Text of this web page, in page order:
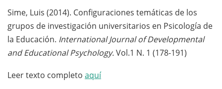
Sime, Luis (2014). Configuraciones temáticas de los
grupos de investigación universitarios en Psicología de
la Educación. International Journal of Developmental
and Educational Psychology.Vol.1 N. 1 (178-191)
Leer texto completo aquí